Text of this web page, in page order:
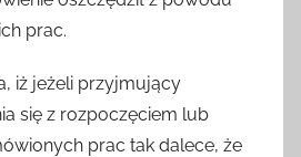
prac.
iż jeżeli przyjmujący
się z rozpoczęciem lub
prac tak dalece, że